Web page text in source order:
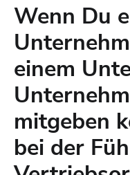
Wenn Du
einem
mitgeben
bei der